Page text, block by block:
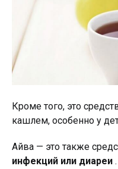
Кроме того, это
кашлем, особенно у
Айва — это также
инфекций или диареи